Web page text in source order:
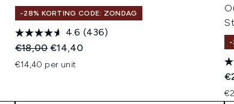
-28% KORTING CODE: ZONDAG
4.6 (436)
Recommended Retail Price:
€18,00Huidige prijs:
€14,40
€14,40 per unit
-